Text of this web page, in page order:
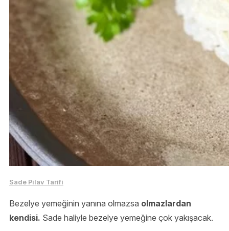
Sade Pilav Tarifi
Bezelye yemeğinin yanına olmazsa olmazlardan
kendisi. Sade haliyle bezelye yemeğine çok yakışacak.